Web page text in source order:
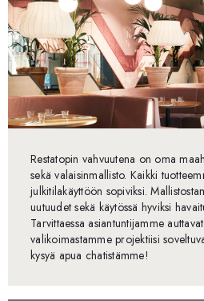
Restatopin vahvuutena on oma
sekä valaisinmallisto. Kaikki
julkitilakäyttöön sopiviksi.
uutuudet sekä käytössä hyviksi
Tarvittaessa asiantuntijamme
valikoimastamme projektiisi
kysyä apua chatistämme!